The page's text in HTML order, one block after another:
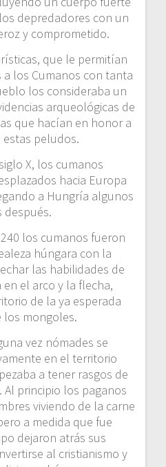
depredadores con un
y comprometido.
que le permitían
los Cumanos con tanta
los consideraba un
arqueológicas de
que hacían en honor a
peludos.
X, los cumanos
hacia Europa
a Hungría algunos
después.
los cumanos fueron
húngara con la
las habilidades de
el arco y la flecha,
de la ya esperada
los mongoles.
vez nómades se
en el territorio
a tener rasgos de
principio los paganos
viviendo de la carne
a medida que fue
dejaron atrás sus
al cristianismo y